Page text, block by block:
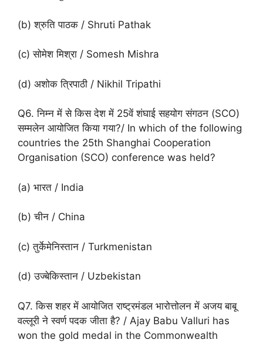
(b) श्रुति पाठक / Shruti Pathak
(c) सोमेश मिश्रा / Somesh Mishra
(d) अशोक त्रिपाठी / Nikhil Tripathi
Q6. निम्न में से किस देश में 25वें शंघाई सहयोग संगठन (SCO)
सम्मलेन आयोजित किया गया?/ In which of the following
countries the 25th Shanghai Cooperation
Organisation (SCO) conference was held?
(a) भारत / India
(b) चीन / China
(c) तुर्केमेनिस्तान / Turkmenistan
(d) उज्बेकिस्तान / Uzbekistan
Q7. किस शहर में आयोजित राष्ट्रमंडल भारोत्तोलन में अजय बाबू
वल्लूरी ने स्वर्ण पदक जीता है? / Ajay Babu Valluri has
won the gold medal in the Commonwealth